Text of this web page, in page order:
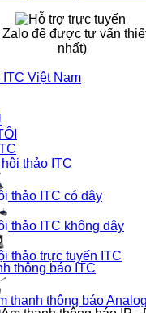
Zalo để được tư vấn
nhất)
thảo ITC
thảo ITC có dây
thảo ITC không dây
thảo trực tuyến ITC
thông báo ITC
thanh thông báo